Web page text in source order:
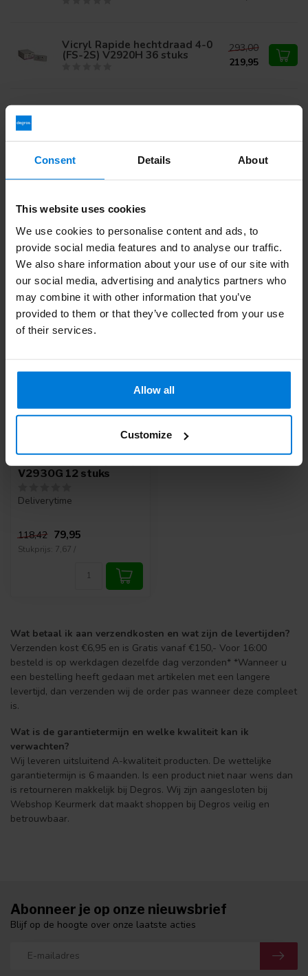
Consent Details About
This website uses cookies
We use cookies to personalise content and ads, to
provide social media features and to analyse our traffic.
We also share information about your use of our site with
our social media, advertising and analytics partners who
may combine it with other information that you’ve
provided to them or that they’ve collected from your use
of their services.
Allow all
Customize
Vicryl Rapide hechtdraad 4-0
(FS-2S) V2920H 36 stuks
293,00
219,95
Of heb je hulp nodig bij je bestelling? Neem contact op via
Recent bekeken
V2930G 12 stuks
Deliverytime
118,42 79,95
Stukprijs: 7,67 /
Wat betaal ik aan verzendkosten en wat zijn de levertijden?
Verzenden kost €6,95 en is Gratis vanaf €150,- Voor 16:00
besteld is op werkdagen dezelfde dag verzonden* *Wanneer u
een bestelling heeft gedaan met artikelen met een langere
levertijd, dan verzenden wij de order pas wanneer deze compleet
is.
Wat is de garantietermijn en welke kwaliteit kan ik
verwachten?
Wij leveren uitsluitend A-kwaliteit producten. De wettelijke
garantietermijn is 6 maanden. Is een product niet naar wens dan
is retourneren makkelijk bij Degros. Wij zijn aangesloten bij
Webshop Keurmerk dat maakt shoppen bij Degros veilig en
betrouwbaar.
Abonneer je op onze nieuwsbrief
Blijf op de hoogte over onze laatste acties